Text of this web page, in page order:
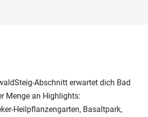
Abschnitt erwartet dich Bad
Menge an Highlights:
Heilpflanzengarten, Basaltpark,